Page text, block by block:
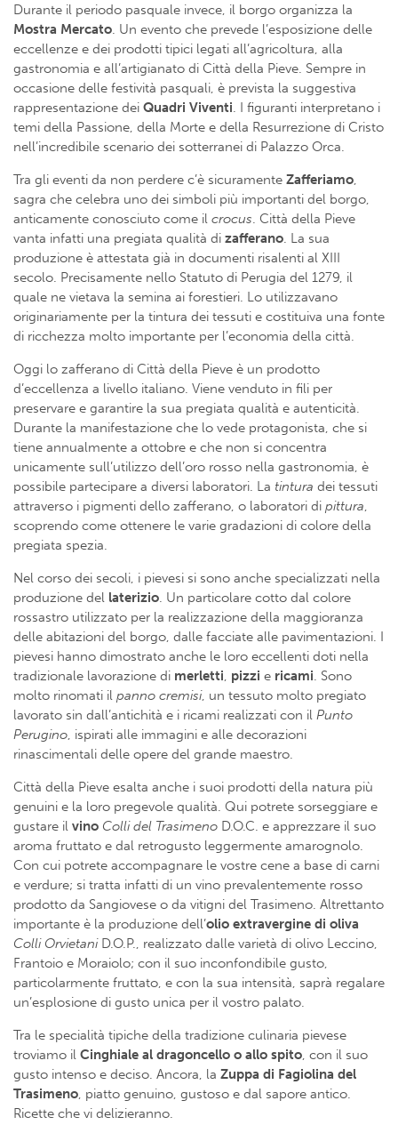
Durante il periodo pasquale invece, il borgo organizza la
Mostra Mercato . Un evento che prevede l’esposizione delle
eccellenze e dei prodotti tipici legati all’agricoltura, alla
gastronomia e all’artigianato di Città della Pieve. Sempre in
occasione delle festività pasquali, è prevista la suggestiva
rappresentazione dei Quadri Viventi . I figuranti interpretano i
temi della Passione, della Morte e della Resurrezione di Cristo
nell’incredibile scenario dei sotterranei di Palazzo Orca.
Tra gli eventi da non perdere c’è sicuramente Zafferiamo
sagra che celebra uno dei simboli più importanti del borgo,
anticamente conosciuto come il crocus . Città della Pieve
vanta infatti una pregiata qualità di zafferano . La sua
produzione è attestata già in documenti risalenti al XIII
secolo. Precisamente nello Statuto di Perugia del 1279, il
quale ne vietava la semina ai forestieri. Lo utilizzavano
originariamente per la tintura dei tessuti e costituiva una fonte
di ricchezza molto importante per l’economia della città.
Oggi lo zafferano di Città della Pieve è un prodotto
d’eccellenza a livello italiano. Viene venduto in fili per
preservare e garantire la sua pregiata qualità e autenticità.
Durante la manifestazione che lo vede protagonista, che si
tiene annualmente a ottobre e che non si concentra
unicamente sull’utilizzo dell’oro rosso nella gastronomia, è
possibile partecipare a diversi laboratori. La tintura dei tessuti
attraverso i pigmenti dello zafferano, o laboratori di pittura
scoprendo come ottenere le varie gradazioni di colore della
pregiata spezia.
Nel corso dei secoli, i pievesi si sono anche specializzati nella
produzione del laterizio . Un particolare cotto dal colore
rossastro utilizzato per la realizzazione della maggioranza
delle abitazioni del borgo, dalle facciate alle pavimentazioni. I
pievesi hanno dimostrato anche le loro eccellenti doti nella
tradizionale lavorazione di merletti pizzi e ricami . Sono
molto rinomati il panno cremisi, un tessuto molto pregiato
lavorato sin dall’antichità e i ricami realizzati con il Punto
Perugino , ispirati alle immagini e alle decorazioni
rinascimentali delle opere del grande maestro.
Città della Pieve esalta anche i suoi prodotti della natura più
genuini e la loro pregevole qualità. Qui potrete sorseggiare e
gustare il vino Colli del Trasimeno D.O.C. e apprezzare il suo
aroma fruttato e dal retrogusto leggermente amarognolo.
Con cui potrete accompagnare le vostre cene a base di carni
e verdure; si tratta infatti di un vino prevalentemente rosso
prodotto da Sangiovese o da vitigni del Trasimeno. Altrettanto
importante è la produzione dell’olio extravergine di oliva
Colli OrvietaniD.O.P., realizzato dalle varietà di olivo Leccino,
Frantoio e Moraiolo; con il suo inconfondibile gusto,
particolarmente fruttato, e con la sua intensità, saprà regalare
un’esplosione di gusto unica per il vostro palato.
Tra le specialità tipiche della tradizione culinaria pievese
troviamo il Cinghiale al dragoncello o allo spito , con il suo
gusto intenso e deciso. Ancora, la Zuppa di Fagiolina del
Trasimeno , piatto genuino, gustoso e dal sapore antico.
Ricette che vi delizieranno.